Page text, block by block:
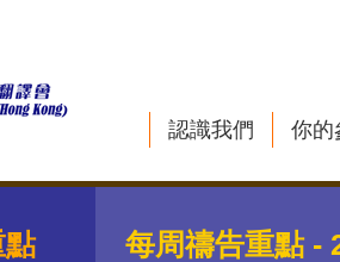
認識我們 你的
每周禱告重點 -